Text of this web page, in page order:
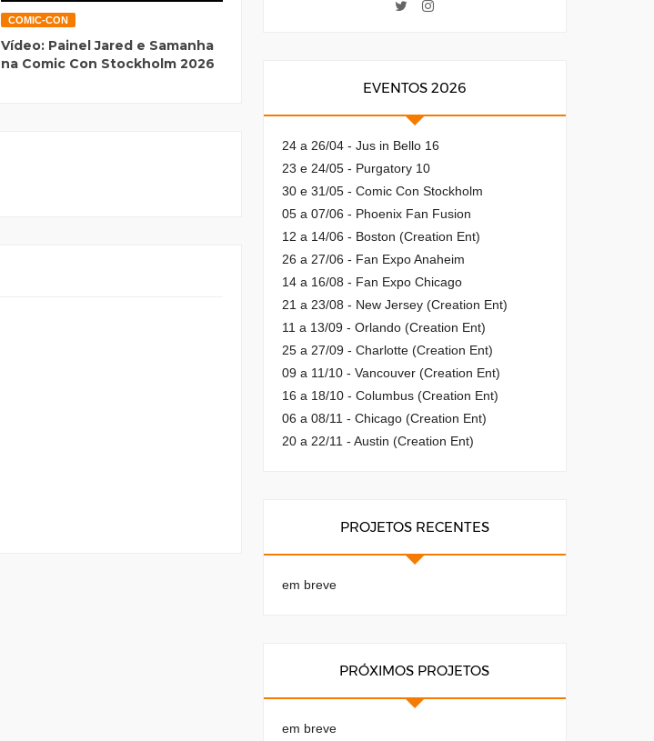
COMIC-CON
Vídeo: Painel Jared e Samanha
na Comic Con Stockholm 2026
EVENTOS 2026
24 a 26/04 - Jus in Bello 16
23 e 24/05 - Purgatory 10
30 e 31/05 - Comic Con Stockholm
05 a 07/06 - Phoenix Fan Fusion
12 a 14/06 - Boston (Creation Ent)
26 a 27/06 - Fan Expo Anaheim
14 a 16/08 - Fan Expo Chicago
21 a 23/08 - New Jersey (Creation Ent)
11 a 13/09 - Orlando (Creation Ent)
25 a 27/09 - Charlotte (Creation Ent)
09 a 11/10 - Vancouver (Creation Ent)
16 a 18/10 - Columbus (Creation Ent)
06 a 08/11 - Chicago (Creation Ent)
20 a 22/11 - Austin (Creation Ent)
PROJETOS RECENTES
em breve
PRÓXIMOS PROJETOS
em breve